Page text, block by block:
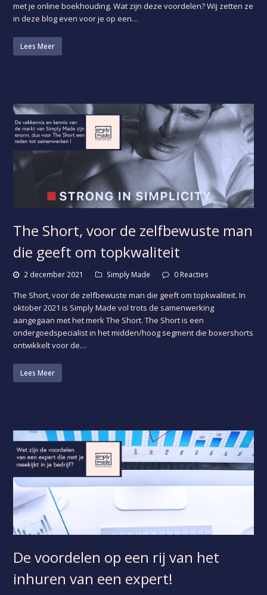
met je online boekhouding. Wat zijn deze voordelen? Wij zetten ze
in deze blog even voor je op een…
Lees Meer
The Short, voor de zelfbewuste man
die geeft om topkwaliteit
2 december 2021 Simply Made 0 Reacties
The Short, voor de zelfbewuste man die geeft om topkwaliteit. In
oktober 2021 is Simply Made vol trots de samenwerking
aangegaan met het merk The Short. The Short is een
ondergoedspecialist in het midden/hoog segment die boxershorts
ontwikkelt voor de…
Lees Meer
De voordelen op een rij van het
inhuren van een expert!